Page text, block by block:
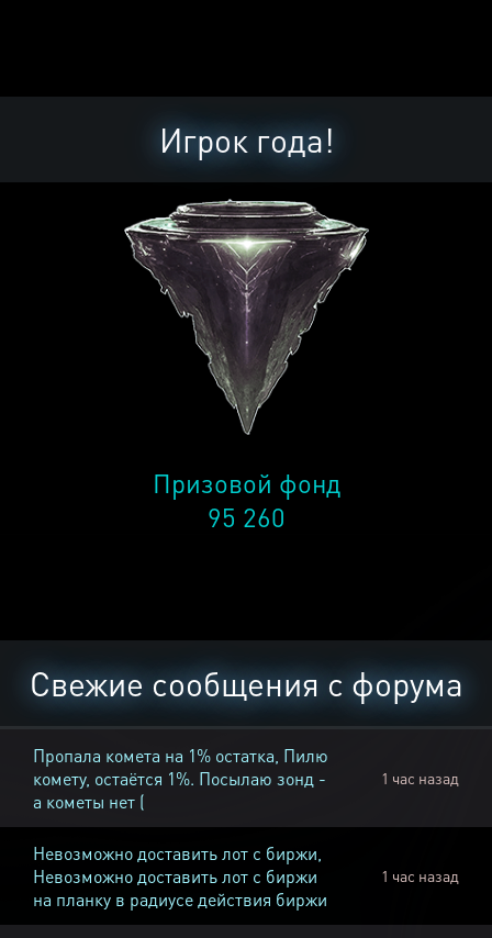
Игрок года!
Призовой фонд
95 260
Свежие сообщения с форума
Пропала комета на 1% остатка, Пилю
комету, остаётся 1%. Посылаю зонд -
а кометы нет (
1 час назад
Невозможно доставить лот с биржи,
Невозможно доставить лот с биржи
на планку в радиусе действия биржи
1 час назад